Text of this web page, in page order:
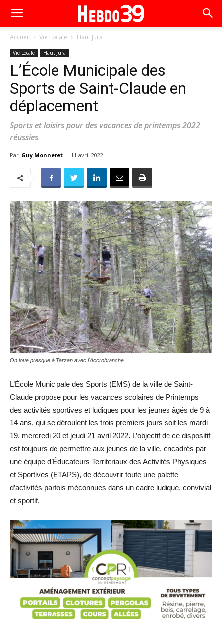
Accueil Vie Locale Haut Jura
Vie Locale Haut Jura
L’École Municipale des
Sports de Saint-Claude en
déplacement
Sports et loisirs pour des vacances de printemps 2022
réussies
Par Guy Monneret - 11 avril 2022
On joue presque à Tarzan avec l'Accrobranche.
L’École Municipale des Sports (EMS) de la ville de Saint-
Claude propose pour les vacances scolaires de Printemps
des activités sportives et ludiques pour les jeunes âgés de 9 à
14 ans, qui se déroulent les trois premiers jours soit les mardi
19, mercredi 20 et jeudi 21 avril 2022. L’objectif de ce dispositif
est toujours de permettre aux jeunes de la ville, encadrés par
une équipe d’Éducateurs Territoriaux des Activités Physiques
et Sportives (ETAPS), de découvrir toute une palette
d’activités parfois méconnues dans un cadre ludique, convivial
et sportif.